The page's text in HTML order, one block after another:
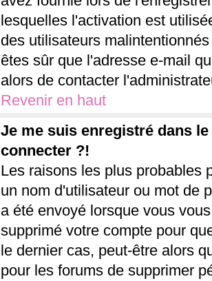
lesquelles l'activation est
des utilisateurs
êtes sûr que l'adresse e-mail
alors de contacter
Revenir en haut
Je me suis enregistré dans
connecter ?!
Les raisons les plus probables
un nom d'utilisateur ou mot de
a été envoyé lorsque vous
supprimé votre compte pour
le dernier cas, peut-être alors
pour les forums de supprimer